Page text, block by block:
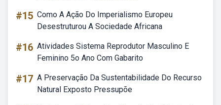
#15 Como A Ação Do Imperialismo Europeu
Desestruturou A Sociedade Africana
#16 Atividades Sistema Reprodutor Masculino E
Feminino 5o Ano Com Gabarito
#17 A Preservação Da Sustentabilidade Do Recurso
Natural Exposto Pressupõe